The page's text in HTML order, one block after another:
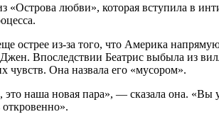
«Острова любви», которая вступила в
острее из-за того, что Америка
Впоследствии Беатрис выбыла из
чувств. Она назвала его «мусором».
наша новая пара», — сказала она. «Вы